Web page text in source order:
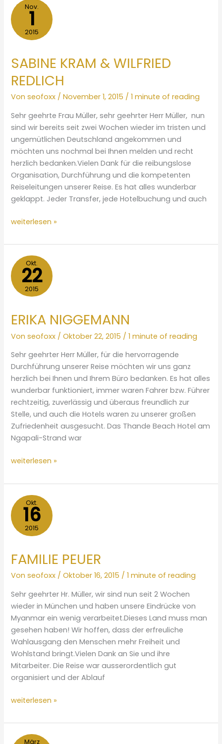
Nov.
1
2015
SABINE KRAM & WILFRIED
REDLICH
Vonseofoxx /November 1, 2015 /1 minute of reading
Sehr geehrte Frau Müller, sehr geehrter Herr Müller, nun
sind wir bereits seit zwei Wochen wieder im tristen und
ungemütlichen Deutschland angekommen und
möchten uns nochmal bei Ihnen melden und recht
herzlich bedanken.Vielen Dank für die reibungslose
Organisation, Durchführung und die kompetenten
Reiseleitungen unserer Reise. Es hat alles wunderbar
geklappt. Jeder Transfer, jede Hotelbuchung und auch
SABINE
&
WILFRIED
REDLICH
weiterlesen »
Okt.
22
2015
ERIKA NIGGEMANN
Vonseofoxx /Oktober 22, 2015 /1 minute of reading
Sehr geehrter Herr Müller, für die hervorragende
Durchführung unserer Reise möchten wir uns ganz
herzlich bei Ihnen und Ihrem Büro bedanken. Es hat alles
wunderbar funktioniert, immer waren Fahrer bzw. Führer
rechtzeitig, zuverlässig und überaus freundlich zur
Stelle, und auch die Hotels waren zu unserer großen
Zufriedenheit ausgesucht. Das Thande Beach Hotel am
Ngapali-Strand war
ERIKA
weiterlesen »
Okt.
16
2015
FAMILIE PEUER
Vonseofoxx /Oktober 16, 2015 /1 minute of reading
Sehr geehrter Hr. Müller, wir sind nun seit 2 Wochen
wieder in München und haben unsere Eindrücke von
Myanmar ein wenig verarbeitet.Dieses Land muss man
gesehen haben! Wir hoffen, dass der erfreuliche
Wahlausgang den Menschen mehr Freiheit und
Wohlstand bringt.Vielen Dank an Sie und ihre
Mitarbeiter. Die Reise war ausserordentlich gut
organisiert und der Ablauf
FAMILIE
weiterlesen »
März